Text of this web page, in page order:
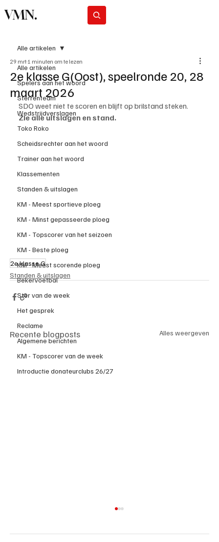
VMN.
Alle artikelen
Spelers aan het woord
Sterrenteam
Wedstrijdverslagen
Toko Roko
Scheidsrechter aan het woord
Trainer aan het woord
Klassementen
Standen & uitslagen
KM - Meest sportieve ploeg
KM - Minst gepasseerde ploeg
KM - Topscorer van het seizoen
KM - Beste ploeg
KM - Meest scorende ploeg
Bekervoetbal
Ster van de week
Het gesprek
Reclame
Algemene berichten
KM - Topscorer van de week
Introductie donateurclubs 26/27
Alle artikelen
2e klasse G(Oost), speelronde 20, 28
maart 2026
29 mrt 1 minuten om te lezen
SDO weet niet te scoren en blijft op brilstand steken.
Zie alle uitslagen en stand.
2e klasse G
Standen & uitslagen
Recente blogposts Alles weergeven